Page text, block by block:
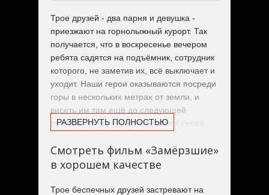
Трое друзей - два парня и девушка -
приезжают на горнолыжный курорт. Так
получается, что в воскресенье вечером
ребята садятся на подъёмник, сотрудник
которого, не заметив их, всё выключает и
уходит. Наши герои оказываются посреди
горы в нескольких метрах от земли, и
висеть им там ещё до следующей
пятницы, когда курорт откроется снова.
нарастает.
РАЗВЕРНУТЬ ПОЛНОСТЬЮ
Смотреть фильм «Замёрзшие»
в хорошем качестве
Трое беспечных друзей застревают на